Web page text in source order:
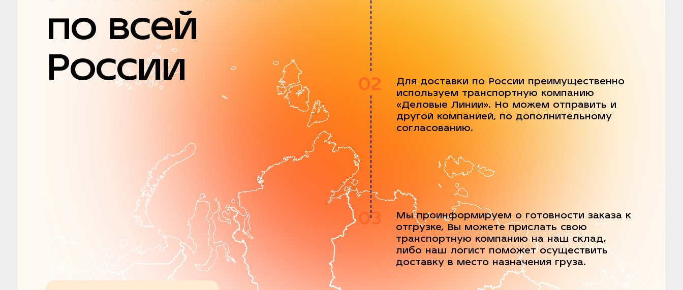
по всей
России
02
Для доставки по России преимущественно
используем транспортную компанию
«Деловые Линии». Но можем отправить и
другой компанией, по дополнительному
согласованию.
03
Мы проинформируем о готовности заказа к
отгрузке, Вы можете прислать свою
транспортную компанию на наш склад,
либо наш логист поможет осуществить
доставку в место назначения груза.